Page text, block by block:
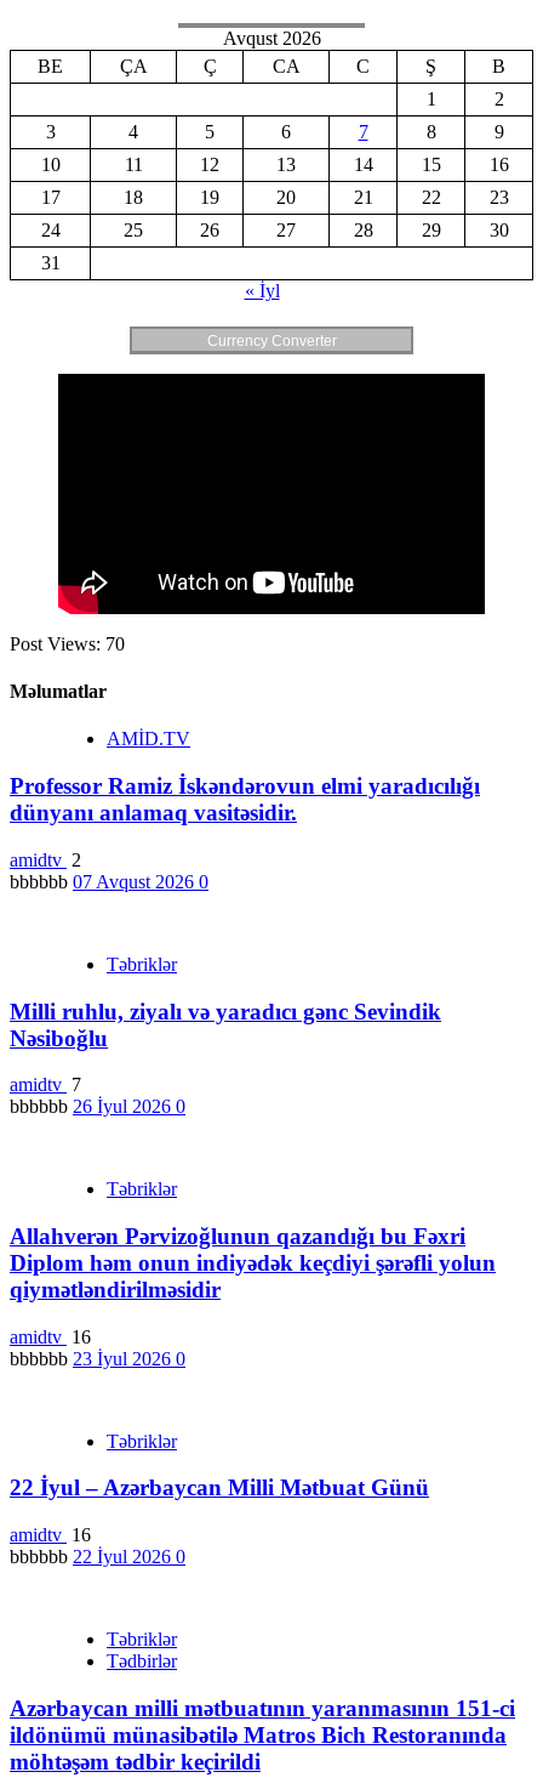
Avqust 2026
BE
ÇA Ç CA C Ş
B
1
2
3
4 5 6 7 8
9
10
11 12 13 14 15
16
17
18 19 20 21 22
23
24
25 26 27 28 29
30
31
« İyl
Currency Converter
Post Views: 70
Məlumatlar
AMİD.TV
Professor Ramiz İskəndərovun elmi yaradıcılığı
dünyanı anlamaq vasitəsidir.
amidtv 2
bbbbbb 07 Avqust 2026 0
Təbriklər
Milli ruhlu, ziyalı və yaradıcı gənc Sevindik
Nəsiboğlu
amidtv 7
bbbbbb 26 İyul 2026 0
Təbriklər
Allahverən Pərvizoğlunun qazandığı bu Fəxri
Diplom həm onun indiyədək keçdiyi şərəfli yolun
qiymətləndirilməsidir
amidtv 16
bbbbbb 23 İyul 2026 0
Təbriklər
22 İyul – Azərbaycan Milli Mətbuat Günü
amidtv 16
bbbbbb 22 İyul 2026 0
Təbriklər
Tədbirlər
Azərbaycan milli mətbuatının yaranmasının 151-ci
ildönümü münasibətilə Matros Bich Restoranında
möhtəşəm tədbir keçirildi